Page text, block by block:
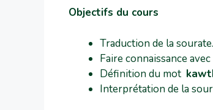
Objectifs du cours
Traduction de la sourate.
Faire connaissance
Définition du mot
Interprétation de la